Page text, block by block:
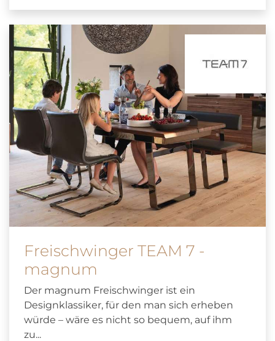
Freischwinger TEAM 7 -
magnum
Der magnum Freischwinger ist ein
Designklassiker, für den man sich erheben
würde – wäre es nicht so bequem, auf ihm
zu...